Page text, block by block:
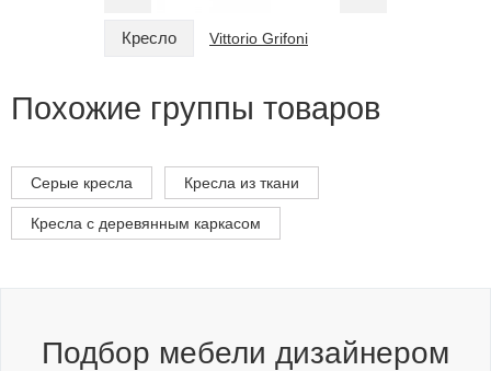
Кресло Vittorio Grifoni
Похожие группы товаров
Серые кресла Кресла из ткани
Кресла с деревянным каркасом
Подбор мебели дизайнером